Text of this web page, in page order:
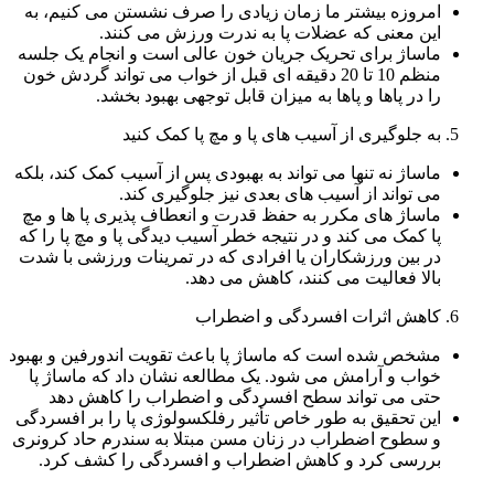
امروزه بیشتر ما زمان زیادی را صرف نشستن می کنیم، به
این معنی که عضلات پا به ندرت ورزش می کنند.
ماساژ برای تحریک جریان خون عالی است و انجام یک جلسه
منظم 10 تا 20 دقیقه ای قبل از خواب می تواند گردش خون
را در پاها و پاها به میزان قابل توجهی بهبود بخشد.
به جلوگیری از آسیب های پا و مچ پا کمک کنید
ماساژ نه تنها می تواند به بهبودی پس از آسیب کمک کند، بلکه
می تواند از آسیب های بعدی نیز جلوگیری کند.
ماساژ های مکرر به حفظ قدرت و انعطاف پذیری پا ها و مچ
پا کمک می کند و در نتیجه خطر آسیب دیدگی پا و مچ پا را که
در بین ورزشکاران یا افرادی که در تمرینات ورزشی با شدت
بالا فعالیت می کنند، کاهش می دهد.
کاهش اثرات افسردگی و اضطراب
مشخص شده است که ماساژ پا باعث تقویت اندورفین و بهبود
خواب و آرامش می شود. یک مطالعه نشان داد که ماساژ پا
حتی می تواند سطح افسردگی و اضطراب را کاهش دهد
این تحقیق به طور خاص تأثیر رفلکسولوژی پا را بر افسردگی
و سطوح اضطراب در زنان مسن مبتلا به سندرم حاد کرونری
بررسی کرد و کاهش اضطراب و افسردگی را کشف کرد.